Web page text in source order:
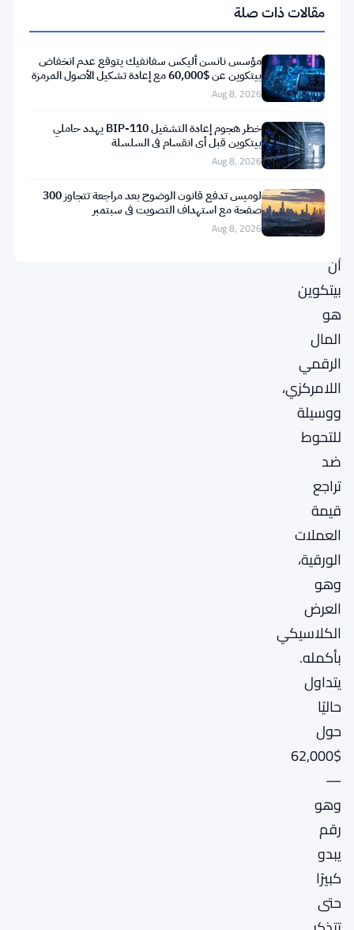
جميع
المجالات.
كالعادة،
يتصدر
بيتكوين
BTC
)
القائمة.
ترى
الشركة
أن
بيتكوين
هو
المال
الرقمي
اللامركزي،
ووسيلة
للتحوط
ضد
تراجع
قيمة
العملات
الورقية،
وهو
العرض
الكلاسيكي
بأكمله.
يتداول
حاليًا
حول
$62,000
—
وهو
رقم
يبدو
كبيرًا
حتى
مقالات ذات صلة
مؤسس نانسن أليكس سفانفيك يتوقع عدم انخفاض
بيتكوين عن $60,000 مع إعادة تشكيل الأصول المرمزة
للبلوكتشين
Aug 8, 2026
خطر هجوم إعادة التشغيل BIP-110 يهدد حاملي
بيتكوين قبل أي انقسام في السلسلة
Aug 8, 2026
لوميس تدفع قانون الوضوح بعد مراجعة تتجاوز 300
صفحة مع استهداف التصويت في سبتمبر
Aug 8, 2026